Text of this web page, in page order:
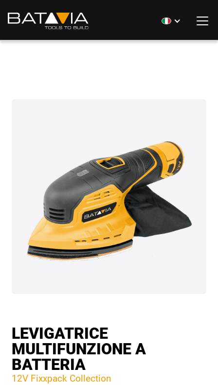
LEVIGATRICE
MULTIFUNZIONE A
BATTERIA
12V Fixxpack Collection